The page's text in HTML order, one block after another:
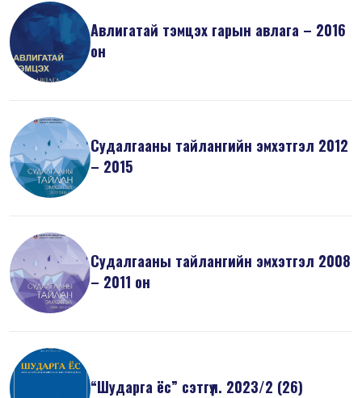
Авлигатай тэмцэх гарын авлага – 2016
он
Судалгааны тайлангийн эмхэтгэл 2012
– 2015
Судалгааны тайлангийн эмхэтгэл 2008
– 2011 он
“Шударга ёс” сэтгүүл. 2023/2 (26)